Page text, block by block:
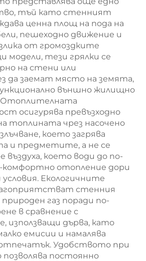
тъй като стенният
ценна площ на пода на
пешеходно движение и
от громоздките
модели, тези грялки се
на стени или
да заемат място на земята,
външно жилищно
осигурява превъзходно
топлината чрез насочено
което загрява
и предметите, а не се
въздуха, което води до по-
отопление дори
Екологичните
стенния
газ поради по-
в сравнение с
използващи дърва, като
емисии и намалява
отпечатък. Удобството при
постоянно